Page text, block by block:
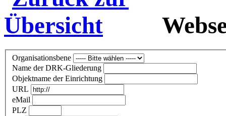
Organisationsbene
Name der DRK-Gliederung
Objektname der Einrichtung
URL
eMail
PLZ